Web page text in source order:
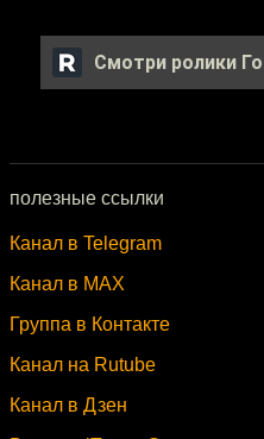
Смотри ролики
полезные ссылки
Канал в Telegram
Канал в MAX
Группа в Контакте
Канал на Rutube
Канал в Дзен